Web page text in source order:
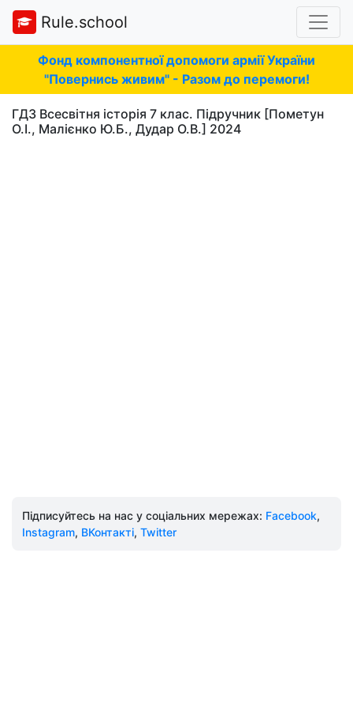
Rule.school
Фонд компонентної допомоги армії України
"Повернись живим" - Разом до перемоги!
ГДЗ Всесвітня історія 7 клас. Підручник [Пометун
О.І., Малієнко Ю.Б., Дудар О.В.] 2024
Підписуйтесь на нас у соціальних мережах: Facebook,
Instagram, ВКонтакті, Twitter